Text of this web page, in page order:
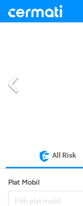
All Risk
Plat Mobil
Pilih plat mobil